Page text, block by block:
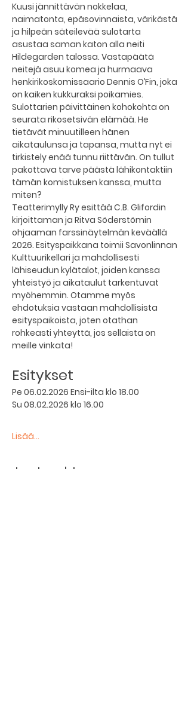
Kuusi jännittävän nokkelaa,
naimatonta, epäsovinnaista, värikästä
ja hilpeän säteilevää sulotarta
asustaa saman katon alla neiti
Hildegarden talossa. Vastapäätä
neitejä asuu komea ja hurmaava
henkirikoskomissaario Dennis O’Fin, joka
on kaiken kukkuraksi poikamies.
Sulottarien päivittäinen kohokohta on
seurata rikosetsivän elämää. He
tietävät minuutilleen hänen
aikataulunsa ja tapansa, mutta nyt ei
tirkistely enää tunnu riittävän. On tullut
pakottava tarve päästä lähikontaktiin
tämän komistuksen kanssa, mutta
miten?
Teatterimylly Ry esittää C.B. Glifordin
kirjoittaman ja Ritva Söderstömin
ohjaaman farssinäytelmän keväällä
2026. Esityspaikkana toimii Savonlinnan
Kulttuurikellari ja mahdollisesti
lähiseudun kylätalot, joiden kanssa
yhteistyö ja aikataulut tarkentuvat
myöhemmin. Otamme myös
ehdotuksia vastaan mahdollisista
esityspaikoista, joten otathan
rohkeasti yhteyttä, jos sellaista on
meille vinkata!
Esitykset
Pe 06.02.2026 Ensi-ilta klo 18.00
Su 08.02.2026 klo 16.00
Lisää...
Jaa tapahtuma